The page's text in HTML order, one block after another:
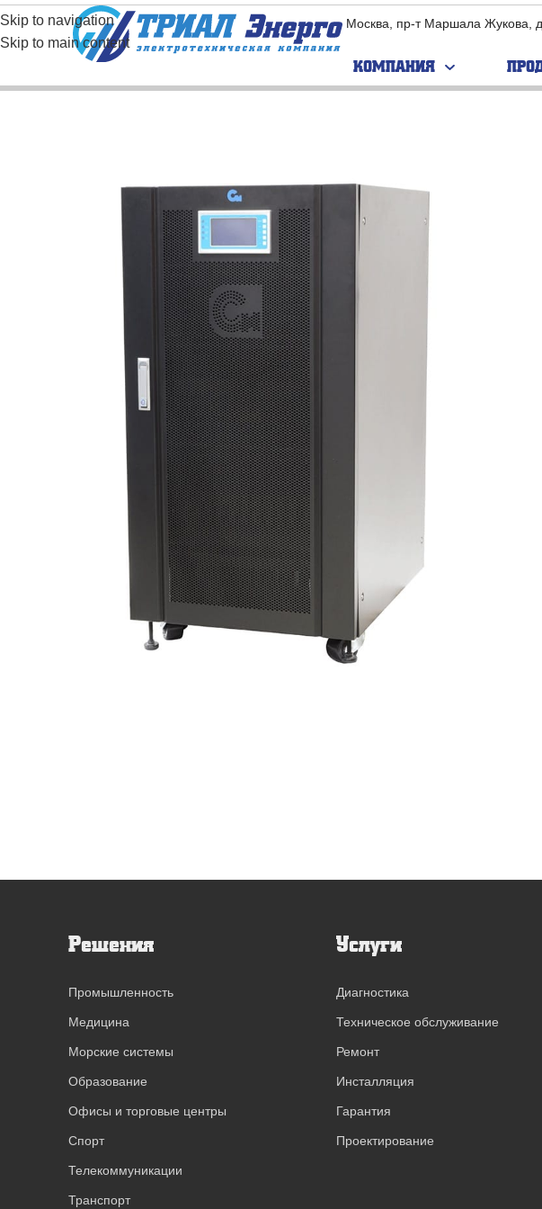
Skip to navigation
Skip to main content
Москва, пр-т Маршала Жукова,
КОМПАНИЯ
тор­ные ИБП
Транс­фор­ма­тор­
ные ИБП
Промышленные
ИБП
Промышленные
инверторы
Частотные
преобразователи
Промышленные
выпрямители
тор­ные ИБП
Транс­фор­ма­тор­
Решения
Промышленность
Медицина
Морские системы
Образование
Офисы и торговые центры
Спорт
Телекоммуникации
Транспорт
Услуги
Диагностика
Техническое обслуживание
Ремонт
Инсталляция
Гарантия
Проектирование